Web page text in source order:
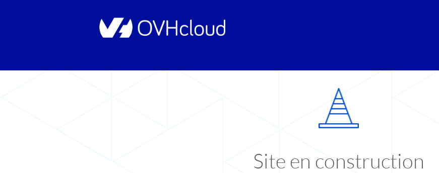
Site en construction